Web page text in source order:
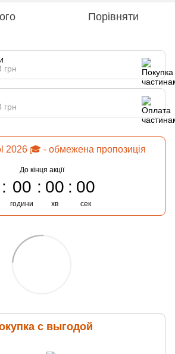
Порівняти
грн
грн
2026 🎓 - обмежена пропозиція
До кінця акції
00
години
00
хв
00
сек
с выгодой